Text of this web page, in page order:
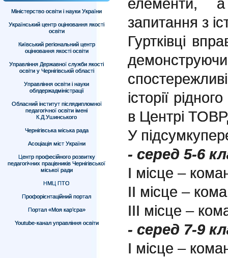
Міністерство освіти і науки України
Український центр оцінювання якості
освіти
Київський регіональний центр
оцінювання якості освіти
Управління Державної служби якості
освіти у Чернігівській області
Управління освіти і науки
облдержадміністрації
Обласний інститут післядипломної
педагогічної освіти імені
К.Д.Ушинського
Чернігівська міська рада
Асоціація міст України
Центр професійного розвитку
педагогічних працівників Чернігівської
міської ради
НМЦ ПТО
Профорієнтаційний портал
Портал «Моя кар’єра»
Youtube-канал управління освіти
запитання з
Гуртківці
історії
в Центрі
У
- серед 5-6
І місце –
ІІ місце –
ІІІ місце –
- серед 7-9
І місце –